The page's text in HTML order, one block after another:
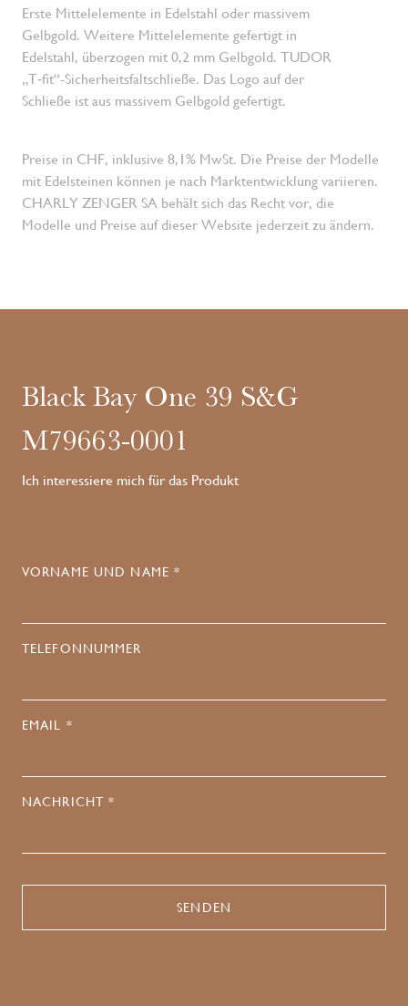
Erste Mittelelemente in Edelstahl oder massivem
Gelbgold. Weitere Mittelelemente gefertigt in
Edelstahl, überzogen mit 0,2 mm Gelbgold. TUDOR
„T‑fit“-Sicherheits­faltschließe. Das Logo auf der
Schließe ist aus massivem Gelbgold gefertigt.
Preise in CHF, inklusive 8,1% MwSt. Die Preise der Modelle
mit Edelsteinen können je nach Marktentwicklung variieren.
CHARLY ZENGER SA behält sich das Recht vor, die
Modelle und Preise auf dieser Website jederzeit zu ändern.
Black Bay One 39 S&G
M79663-0001
Ich interessiere mich für das Produkt
VORNAME UND NAME *
TELEFONNUMMER
EMAIL *
NACHRICHT *